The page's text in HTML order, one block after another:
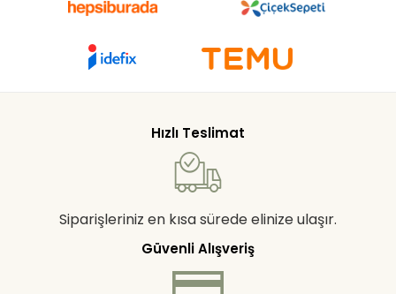
Hızlı Teslimat
Siparişleriniz en kısa sürede elinize ulaşır.
Güvenli Alışveriş